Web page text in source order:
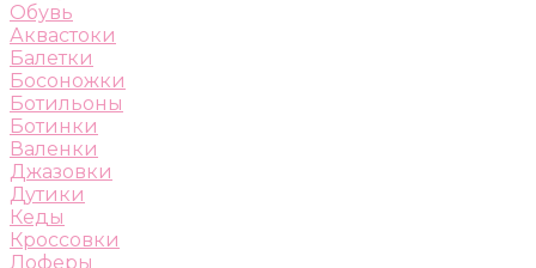
Обувь
Аквастоки
Балетки
Босоножки
Ботильоны
Ботинки
Валенки
Джазовки
Дутики
Кеды
Кроссовки
Лоферы